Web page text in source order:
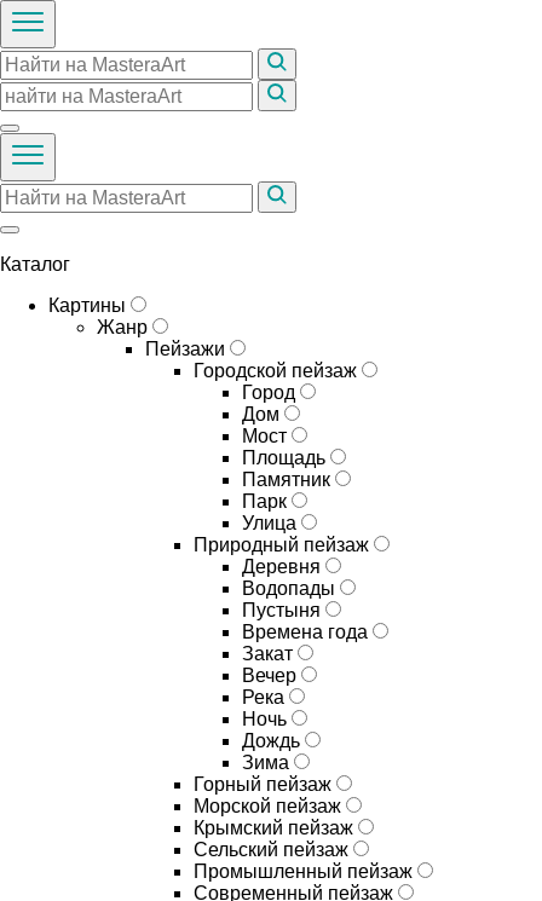
Каталог
Картины
Жанр
Пейзажи
Городской пейзаж
Город
Дом
Мост
Площадь
Памятник
Парк
Улица
Природный пейзаж
Деревня
Водопады
Пустыня
Времена года
Закат
Вечер
Река
Ночь
Дождь
Зима
Горный пейзаж
Морской пейзаж
Крымский пейзаж
Сельский пейзаж
Промышленный пейзаж
Современный пейзаж